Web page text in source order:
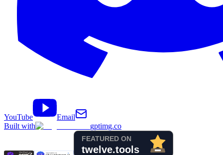
YouTube
Email
Built with
gptimg.co